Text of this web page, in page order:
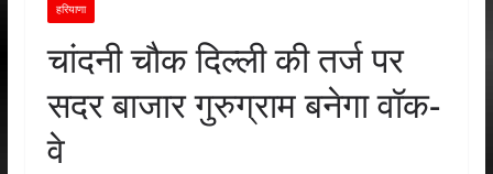
हरियाणा
चांदनी चौक दिल्ली की तर्ज पर
सदर बाजार गुरुग्राम बनेगा वॉक-
वे